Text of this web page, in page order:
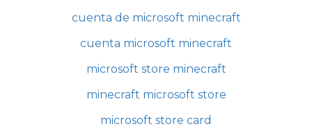
cuenta de microsoft minecraft
cuenta microsoft minecraft
microsoft store minecraft
minecraft microsoft store
microsoft store card